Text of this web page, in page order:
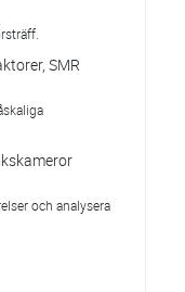
SMR
och analysera